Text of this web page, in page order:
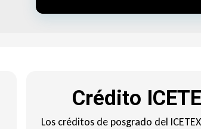
Crédito
Los créditos de posgrado del